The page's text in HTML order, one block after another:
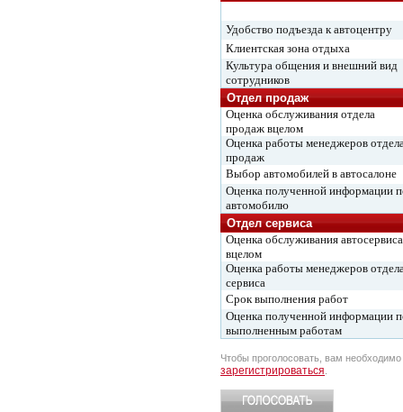
Удобство подъезда к автоцентру
Клиентская зона отдыха
Культура общения и внешний вид
сотрудников
Отдел продаж
Оценка обслуживания отдела
продаж вцелом
Оценка работы менеджеров
продаж
Выбор автомобилей в автосалоне
Оценка полученной информации
автомобилю
Отдел сервиса
Оценка обслуживания автосервиса
вцелом
Оценка работы менеджеров
сервиса
Срок выполнения работ
Оценка полученной информации
выполненным работам
Чтобы проголосовать, вам необходимо
зарегистрироваться